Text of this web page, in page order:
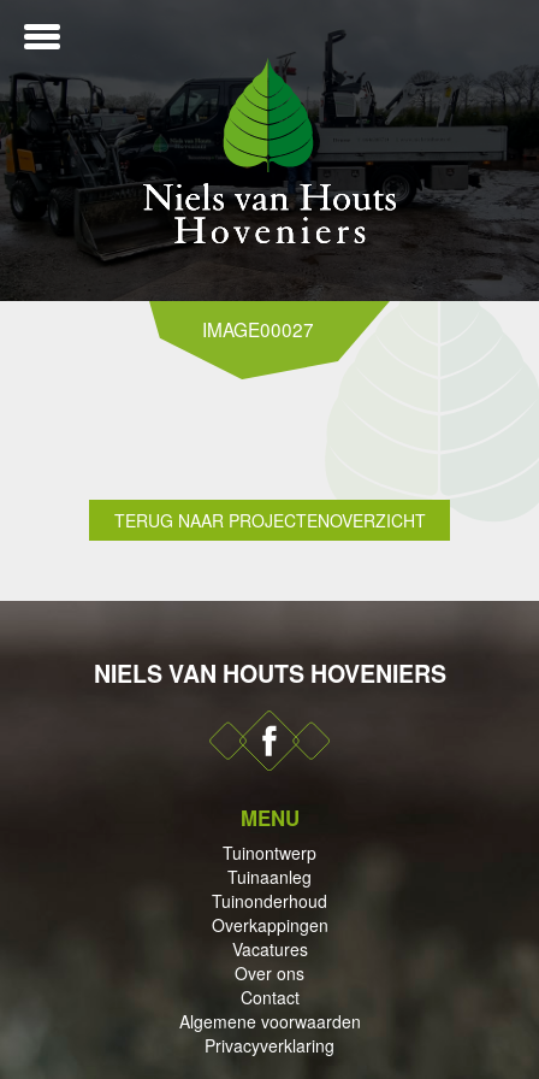
IMAGE00027
TERUG NAAR PROJECTENOVERZICHT
NIELS VAN HOUTS HOVENIERS
MENU
Tuinontwerp
Tuinaanleg
Tuinonderhoud
Overkappingen
Vacatures
Over ons
Contact
Algemene voorwaarden
Privacyverklaring